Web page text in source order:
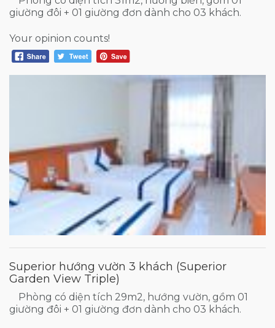
giường đôi + 01 giường đơn dành cho 03 khách.
Your opinion counts!
Superior hướng vườn 3 khách (Superior
Garden View Triple)
Phòng có diện tích 29m2, hướng vườn, gồm 01
giường đôi + 01 giường đơn dành cho 03 khách.